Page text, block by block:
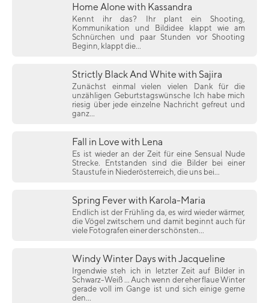
Home Alone with Kassandra
Kennt ihr das? Ihr plant ein Shooting,
Kommunikation und Bildidee klappt wie am
Schnürchen und paar Stunden vor Shooting
Beginn, klappt die...
Strictly Black And White with Sajira
Zunächst einmal vielen vielen Dank für die
unzähligen Geburtstagswünsche Ich habe mich
riesig über jede einzelne Nachricht gefreut und
ganz...
Fall in Love with Lena
Es ist wieder an der Zeit für eine Sensual Nude
Strecke. Entstanden sind die Bilder bei einer
Staustufe in Niederösterreich, die uns bei...
Spring Fever with Karola-Maria
Endlich ist der Frühling da, es wird wieder wärmer,
die Vögel zwitschern und damit beginnt auch für
viele Fotografen einer der schönsten...
Windy Winter Days with Jacqueline
Irgendwie steh ich in letzter Zeit auf Bilder in
Schwarz-Weiß ... Auch wenn der eher flaue Winter
gerade voll im Gange ist und sich einige gerne
den...